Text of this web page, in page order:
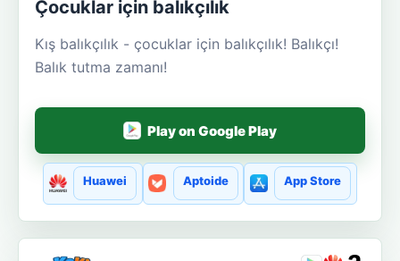
Çocuklar için balıkçılık
Kış balıkçılık - çocuklar için balıkçılık! Balıkçı!
Balık tutma zamanı!
Play on Google Play
Huawei Aptoide App Store